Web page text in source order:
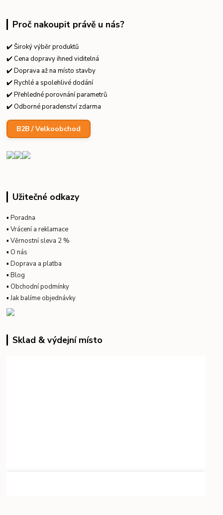
Proč nakoupit právě u nás?
✔️ Široký výběr produktů
✔️ Cena dopravy ihned viditelná
✔️ Doprava až na místo stavby
✔️ Rychlé a spolehlivé dodání
✔️ Přehledné porovnání parametrů
✔️ Odborné poradenství zdarma
B2B / Velkoobchod
Užitečné odkazy
▪Poradna
▪Vrácení a reklamace
▪Věrnostní sleva 2 %
▪ O nás
▪Doprava a platba
▪Blog
▪ Obchodní podmínky
▪Jak balíme objednávky
Sklad & výdejní místo